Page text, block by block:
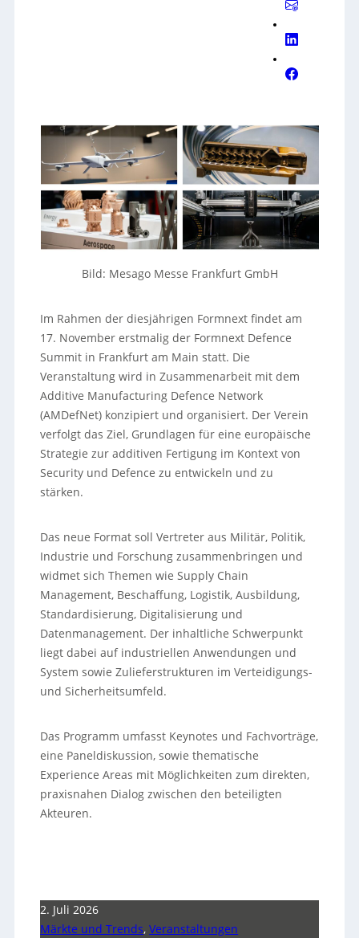
Bild: Mesago Messe Frankfurt GmbH
Im Rahmen der diesjährigen Formnext findet am
17. November erstmalig der Formnext Defence
Summit in Frankfurt am Main statt. Die
Veranstaltung wird in Zusammenarbeit mit dem
Additive Manufacturing Defence Network
(AMDefNet) konzipiert und organisiert. Der Verein
verfolgt das Ziel, Grundlagen für eine europäische
Strategie zur additiven Fertigung im Kontext von
Security und Defence zu entwickeln und zu
stärken.
Das neue Format soll Vertreter aus Militär, Politik,
Industrie und Forschung zusammenbringen und
widmet sich Themen wie Supply Chain
Management, Beschaffung, Logistik, Ausbildung,
Standardisierung, Digitalisierung und
Datenmanagement. Der inhaltliche Schwerpunkt
liegt dabei auf industriellen Anwendungen und
System sowie Zulieferstrukturen im Verteidigungs-
und Sicherheitsumfeld.
Das Programm umfasst Keynotes und Fachvorträge,
eine Paneldiskussion, sowie thematische
Experience Areas mit Möglichkeiten zum direkten,
praxisnahen Dialog zwischen den beteiligten
Akteuren.
2. Juli 2026
Märkte und Trends,Veranstaltungen